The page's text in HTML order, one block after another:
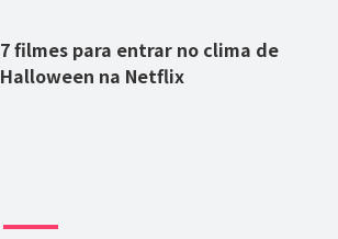
7 filmes para entrar no clima de
Halloween na Netflix